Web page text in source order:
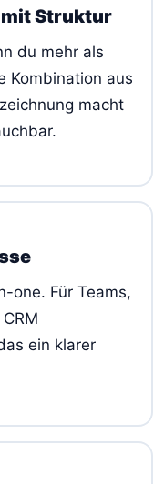
Struktur
du mehr als
Kombination aus
macht
one. Für Teams,
ein klarer